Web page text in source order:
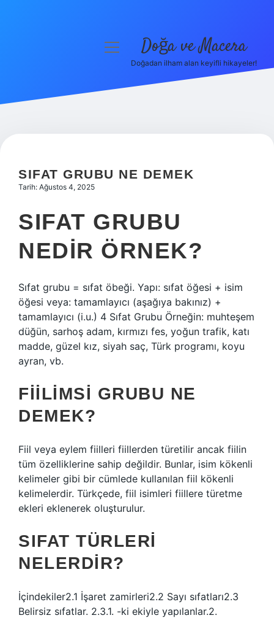
Hakkımızda
menüyü Doğa ve Macera
Doğadan ilham alan keyifli hikayeler!
SIFAT GRUBU NE DEMEK
Tarih: Ağustos 4, 2025
SIFAT GRUBU
NEDIR ÖRNEK?
Sıfat grubu = sıfat öbeği. Yapı: sıfat öğesi + isim
öğesi veya: tamamlayıcı (aşağıya bakınız) +
tamamlayıcı (i.u.) 4 Sıfat Grubu Örneğin: muhteşem
düğün, sarhoş adam, kırmızı fes, yoğun trafik, katı
madde, güzel kız, siyah saç, Türk programı, koyu
ayran, vb.
FIILIMSI GRUBU NE
DEMEK?
Fiil veya eylem fiilleri fiillerden türetilir ancak fiilin
tüm özelliklerine sahip değildir. Bunlar, isim kökenli
kelimeler gibi bir cümlede kullanılan fiil kökenli
kelimelerdir. Türkçede, fiil isimleri fiillere türetme
ekleri eklenerek oluşturulur.
SIFAT TÜRLERI
NELERDIR?
İçindekiler2.1 İşaret zamirleri2.2 Sayı sıfatları2.3
Belirsiz sıfatlar. 2.3.1. -ki ekiyle yapılanlar.2.